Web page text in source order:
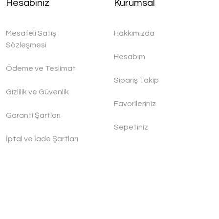
Hesabınız
Mesafeli Satış
Sözleşmesi
Ödeme ve Teslimat
Gizlilik ve Güvenlik
Garanti Şartları
İptal ve İade Şartları
Kurumsal
Hakkımızda
Hesabım
Sipariş Takip
Favorileriniz
Sepetiniz